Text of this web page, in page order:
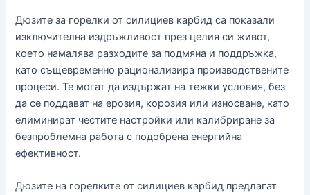
Дюзите за горелки от силициев карбид са показали
изключителна издръжливост през целия си живот,
което намалява разходите за подмяна и поддръжка,
като същевременно рационализира производствените
процеси. Те могат да издържат на тежки условия, без
да се поддават на ерозия, корозия или износване, като
елиминират честите настройки или калибриране за
безпроблемна работа с подобрена енергийна
ефективност.
Дюзите на горелките от силициев карбид предлагат